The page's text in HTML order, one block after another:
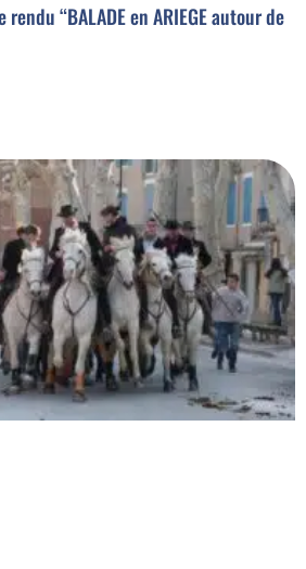
“BALADE en ARIEGE autour de